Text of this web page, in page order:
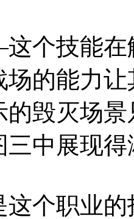
个技能在
场的能力
的毁灭场
三中展现
这个职业